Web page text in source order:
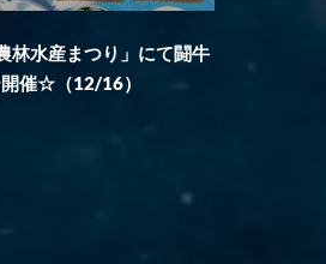
水産まつり」にて闘牛
催☆（12/16）